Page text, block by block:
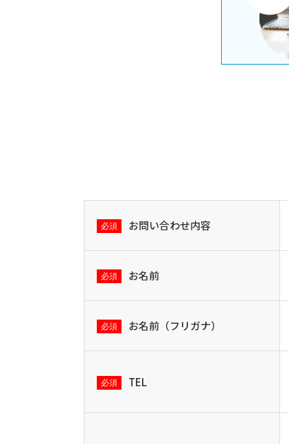
お問い合わせ内容
お名前
お名前（フリガナ）
TEL